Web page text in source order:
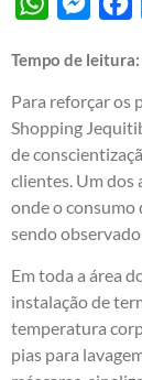
Tempo de leitura:
Para reforçar os
Shopping
de
clientes. Um dos
onde o consumo
sendo
Em toda a área
instalação de
temperatura
pias para